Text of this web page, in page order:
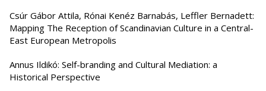
Csúr Gábor Attila, Rónai Kenéz Barnabás, Leffler Bernadett:
Mapping The Reception of Scandinavian Culture in a Central-
East European Metropolis
Annus Ildikó: Self-branding and Cultural Mediation: a
Historical Perspective